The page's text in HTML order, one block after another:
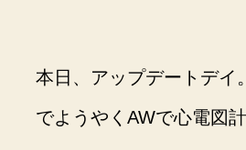
本日、アップデートデ
でようやくAWで心電図